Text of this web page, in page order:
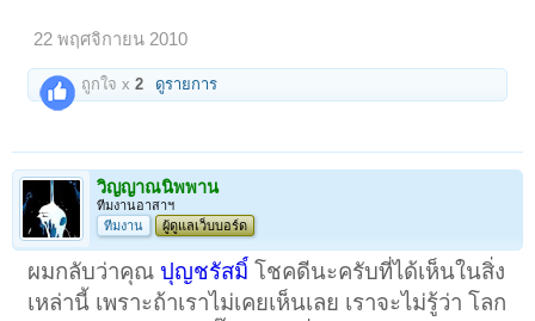
22 พฤศจิกายน 2010
ถูกใจ x2 ดูรายการ
วิญญาณนิพพาน
ทีมงานอาสาฯ
ทีมงาน
ผู้ดูแลเว็บบอร์ด
ผมกลับว่าคุณ ปุญชรัสมิ์ โชคดีนะครับที่ได้เห็นในสิ่ง
เหล่านี้ เพราะถ้าเราไม่เคยเห็นเลย เราจะไม่รู้ว่า โลก